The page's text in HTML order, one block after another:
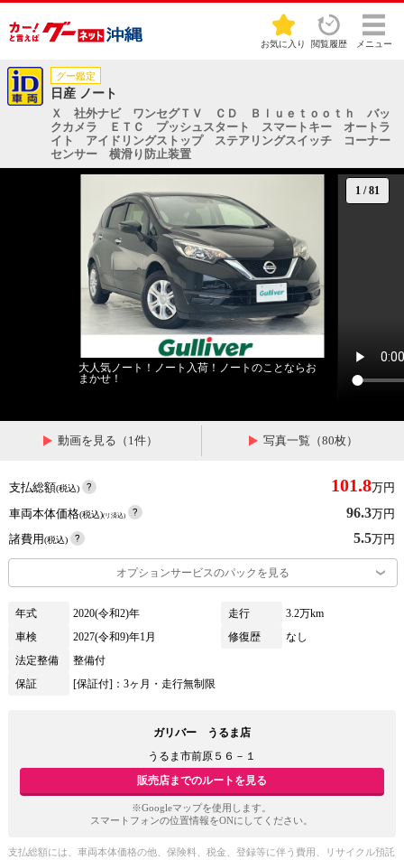
お気に入り 閲覧履歴 メニュー
グー鑑定
日産 ノート
Ｘ 社外ナビ ワンセグＴＶ ＣＤ Ｂｌｕｅｔｏｏｔｈ バッ
クカメラ ＥＴＣ プッシュスタート スマートキー オートラ
イト アイドリングストップ ステアリングスイッチ コーナー
センサー 横滑り防止装置
1 /81
大人気ノート！ノート入荷！ノートのことならお
まかせ！
動画を見る（1件） 写真一覧（80枚）
支払総額(税込) 101.8万円
車両本体価格(税込)(リ済込) 96.3万円
諸費用(税込) 5.5万円
オプションサービスのパックを見る
年式 2020(令和2)年 走行
3.2万km
車検
2027(令和9)年1月 修復歴
なし
法定整備
整備付
保証
[保証付]：3ヶ月・走行無制限
ガリバー うるま店
うるま市前原５６－１
販売店までのルートを見る
※Googleマップを使用します。
スマートフォンの位置情報をONにしてください。
支払総額には、車両本体価格の他、保険料、税金、登録等に伴う費用、リサイクル預託